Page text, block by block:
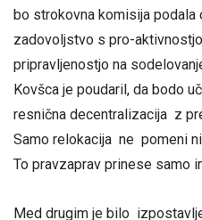
bo strokovna komisija
zadovoljstvo s pro-
pripravljenostjo na
Kovšca je poudaril, da bodo
resnična decentralizacija z
Samo relokacija ne pomeni
To pravzaprav prinese samo
Med drugim je bilo